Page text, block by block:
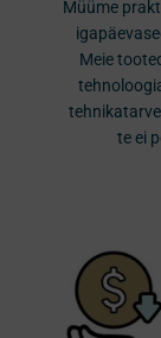
Müüme
Meie
te ei